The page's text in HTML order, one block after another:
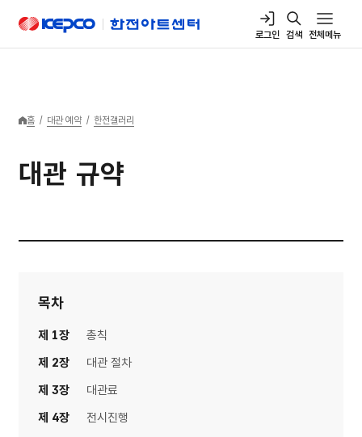
한국전력공사 한국전력공사 아트센터
로그인 검색 전체메뉴
홈 / 대관 예약 / 한전갤러리
대관 규약
목차
제 1장
총칙
제 2장
대관 절차
제 3장
대관료
제 4장
전시진행